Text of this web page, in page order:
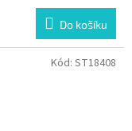
Do košíku
Kód: ST18408